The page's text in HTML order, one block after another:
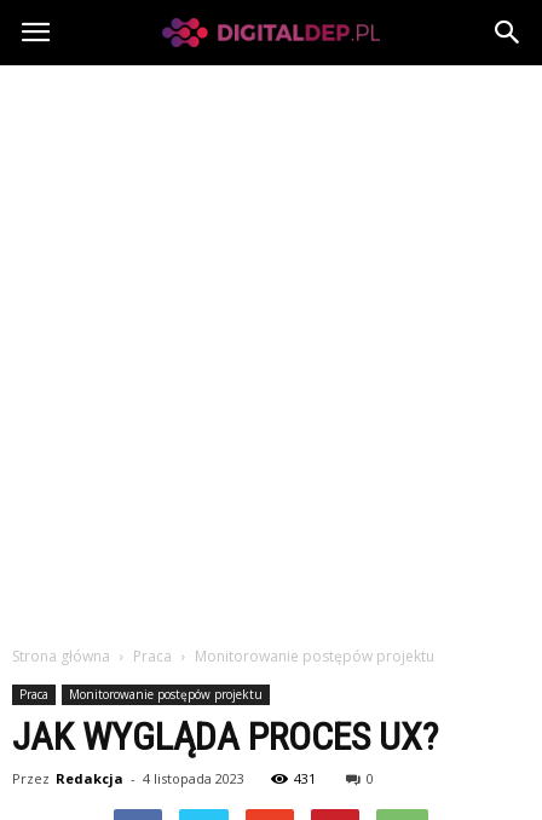
Digitaldep.pl
Strona główna Praca Monitorowanie postępów projektu
Praca Monitorowanie postępów projektu
JAK WYGLĄDA PROCES UX?
Przez Redakcja - 4 listopada 2023 431 0